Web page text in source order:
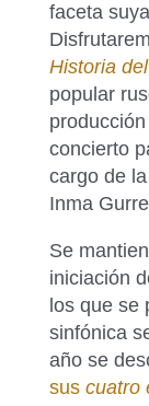
faceta
Historia
popular
concierto
cargo de
Inma
Se
iniciación
los que se
sinfónica
año se
sus cuatro